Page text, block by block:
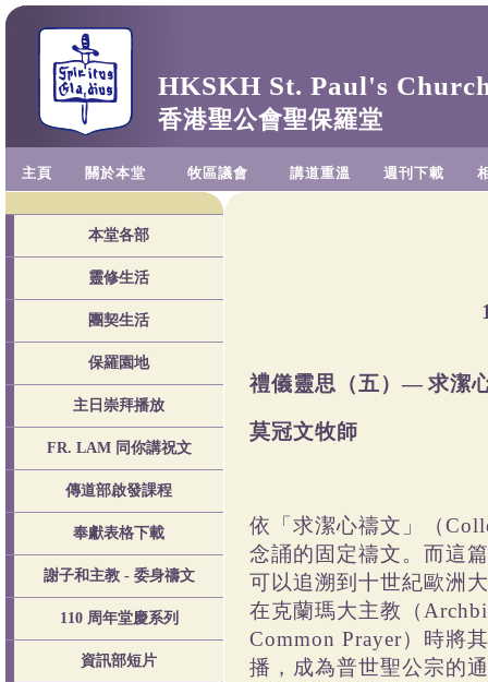
HKSKH St. Paul's
香港聖公會聖保羅堂
主頁 關於本堂 牧區議會 講道重溫 週刊下載
本堂各部
靈修生活
團契生活
保羅園地
主日崇拜播放
FR. LAM 同你講祝文
傳道部啟發課程
奉獻表格下載
謝子和主教 - 委身禱文
110 周年堂慶系列
資訊部短片
禮儀靈思（五）— 求潔
莫冠文牧師
依「求潔心禱文」（
念誦的固定禱文。而這
可以追溯到十世紀歐洲
在克蘭瑪大主教（
Common Prayer）時將
播，成為普世聖公宗的